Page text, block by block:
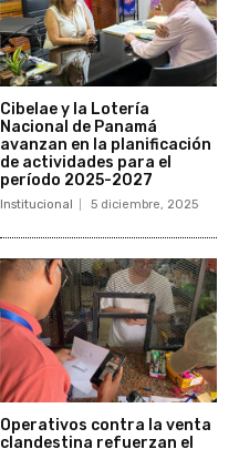
Cibelae y la Lotería
Nacional de Panamá
avanzan en la planificación
de actividades para el
período 2025-2027
Institucional 5 diciembre, 2025
Operativos contra la venta
clandestina refuerzan el